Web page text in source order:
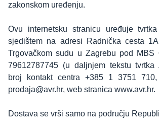
zakonskom uređenju.
Ovu internetsku stranicu uređuje
sjedištem na adresi Radnička cesta
Trgovačkom sudu u Zagrebu pod MBS
79612787745 (u daljnjem tekstu tvrtka
broj kontakt centra +385 1 3751 710,
prodaja@avr.hr, web stranica www.avr.hr.
Dostava se vrši samo na području